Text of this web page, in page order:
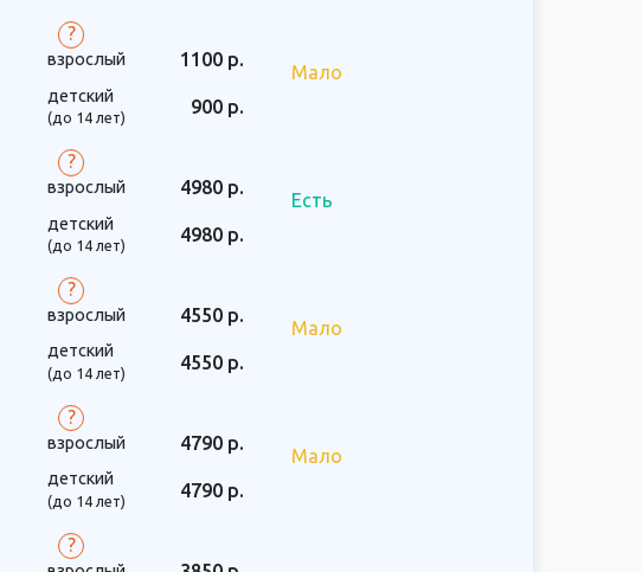
?
взрослый 1100 р.
детский
(до 14 лет)
900 р.
Мало
?
взрослый 4980 р.
детский
(до 14 лет)
4980 р.
Есть
?
взрослый 4550 р.
детский
(до 14 лет)
4550 р.
Мало
?
взрослый 4790 р.
детский
(до 14 лет)
4790 р.
Мало
?